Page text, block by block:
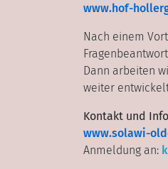
www.hof-
Nach einem
Dann arbeiten
weiter
Kontakt und
www.solawi-
Anmeldung an: